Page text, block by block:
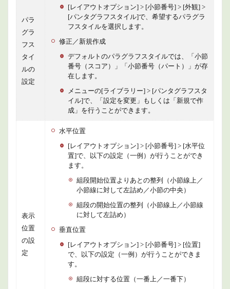
パラ
グラ
フス
タイ
ルの
設定
[レイアウトオプション] > [小節番号] > [外観] >
[パンタグラフスタイル]で、希望するパラグラ
フスタイルを選択します。
修正／新規作成
デフォルトのパラグラフスタイルでは、「小節
番号（スコア）」「小節番号（パート）」が存
在します。
メニューの[ライブラリー] > [パンタグラフスタ
イル]で、「設定を変更」もしくは「新規で作
成」を行うことができます。
表示
位置
の設
定
水平位置
[レイアウトオプション] > [小節番号] > [水平位
置]で、以下の設定（一例）が行うことができ
ます。
組段開始位置よりあとの整列（小節線上／
小節線に対して左詰め／小節の中央）
組段の開始位置の整列（小節線上／小節線
に対して左詰め）
垂直位置
[レイアウトオプション] > [小節番号] > [位置]
で、以下の設定（一例）が行うことができま
す。
組段に対する位置（一番上／一番下）